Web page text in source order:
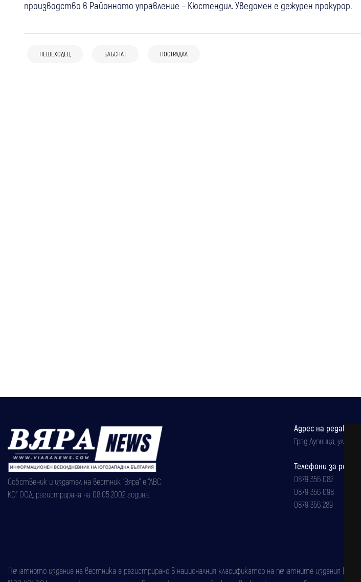
производство в Районното управление – Кюстендил. Уведомен е дежурен прокурор.
ПЕШЕХОДЕЦ БЛЪСНАТ ПОСТРАДАЛ
Удар пред кръгово в Кюстендил: 76-
катастрофа
Неправоспособен
на глезена след катастрофа край Гоце
Тежка катастрофа между влекач и
Собственик и издател на вестник "Вяра" е "АВС
КО" ООД, регистрирана на 08.05.2002 година.
Адрес на
Град Дупница,
Телефони за
0879 356 082
0879 356 098
0879 356 289
Печатното издание на вестника е регистрирано в националния класификатор на печатните издания